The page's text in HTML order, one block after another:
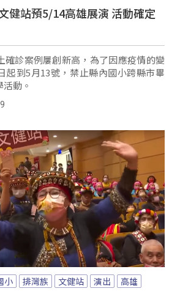
健站預5/14高雄展演 活動確定
確診案例屢創新高，為了因應疫情的變
起到5月13號，禁止縣內國小跨縣市畢
動。
小 排灣族 文健站 演出 高雄